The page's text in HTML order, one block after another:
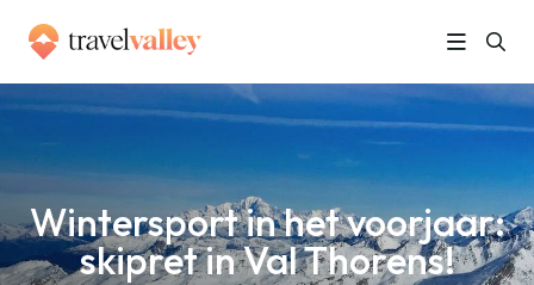
Wintersport in het voorjaar: skipret in Val Thorens!
Wintersport in het voorjaar:
skipret in Val Thorens!